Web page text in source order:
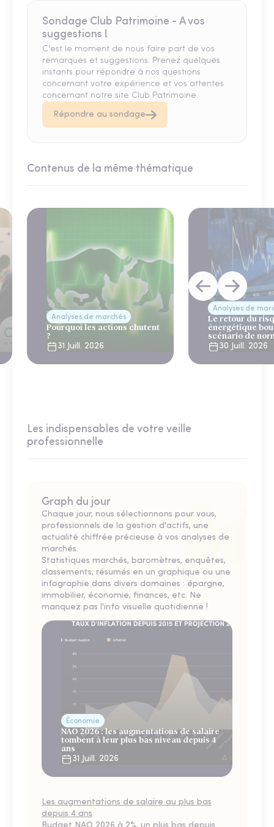
Sondage Club Patrimoine - A vos
suggestions !
C'est le moment de nous faire part de vos
remarques et suggestions. Prenez quelques
instants pour répondre à nos questions
concernant votre expérience et vos attentes
concernant notre site Club Patrimoine.
Répondre au sondage
Contenus de la même thématique
Analyses de marchés
Pourquoi les actions chutent
?
31 Juill. 2026
Analyses de
Le retour du
énergétique
scénario de
30 Juill. 2026
Les indispensables de votre veille
professionnelle
Graph du jour
Chaque jour, nous sélectionnons pour vous,
professionnels de la gestion d'actifs, une
actualité chiffrée précieuse à vos analyses de
marchés.
Statistiques marchés, baromètres, enquêtes,
classements, résumés en un graphique ou une
infographie dans divers domaines : épargne,
immobilier, économie, finances, etc. Ne
manquez pas l'info visuelle quotidienne !
Économie
NAO 2026 : les augmentations de salaire
tombent à leur plus bas niveau depuis 4
ans
31 Juill. 2026
Les augmentations de salaire au plus bas
depuis 4 ans